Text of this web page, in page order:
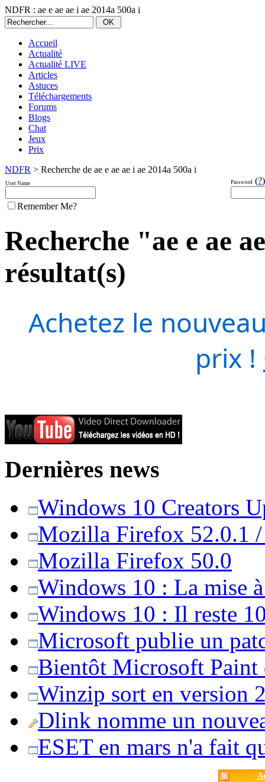
NDFR : ae e ae ae i ae 2014a 500a i
Accueil
Actualité
Actualité LIVE
Articles
Astuces
Téléchargements
Forums
Blogs
Chat
Jeux
Prix
NDFR > Recherche de ae e ae ae i ae 2014a 500a i
User Name Password (?)
Remember Me?
Recherche "ae e ae
résultat(s)
Achetez le
prix !
Dernières news
Windows 10 Creators
Mozilla Firefox 52.0.1
Mozilla Firefox 50.0
Windows 10 : La mise
Windows 10 : Il reste
Microsoft publie un
Bientôt Microsoft Paint
Winzip sort en version
Dlink nomme un
ESET en mars n'a fait